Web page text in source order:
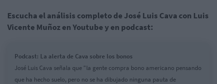
Escucha el análisis completo de José Luis Cava con Luis
Vicente Muñoz en Youtube y en podcast:
Podcast: La alerta de Cava sobre los bonos
José Luis Cava señala que "la gente compra bono americano pensando
que ha hecho suelo, pero no se ha dibujado ninguna pauta de